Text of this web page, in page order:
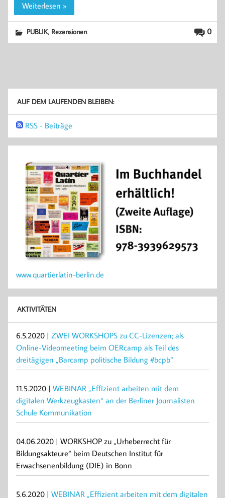
Weiterlesen »
0
PUBLIK, Rezensionen
AUF DEM LAUFENDEN BLEIBEN:
RSS - Beiträge
www.quartierlatin-berlin.de
AKTIVITÄTEN
6.5.2020 | ZWEI WORKSHOPS zu CC-Lizenzen; als
Online-Videomeeting beim OERcamp als Teil des
dreitägigen „Barcamp politische Bildung #bcpb“
11.5.2020 | WEBINAR „Effizient arbeiten mit dem
digitalen Werkzeugkasten“ an der Berliner Journalisten
Schule Kommunikation
04.06.2020 | WORKSHOP zu „Urheberrecht für
Bildungsakteure“ beim Deutschen Institut für
Erwachsenenbildung (DIE) in Bonn
5.6.2020 | WEBINAR „Effizient arbeiten mit dem digitalen